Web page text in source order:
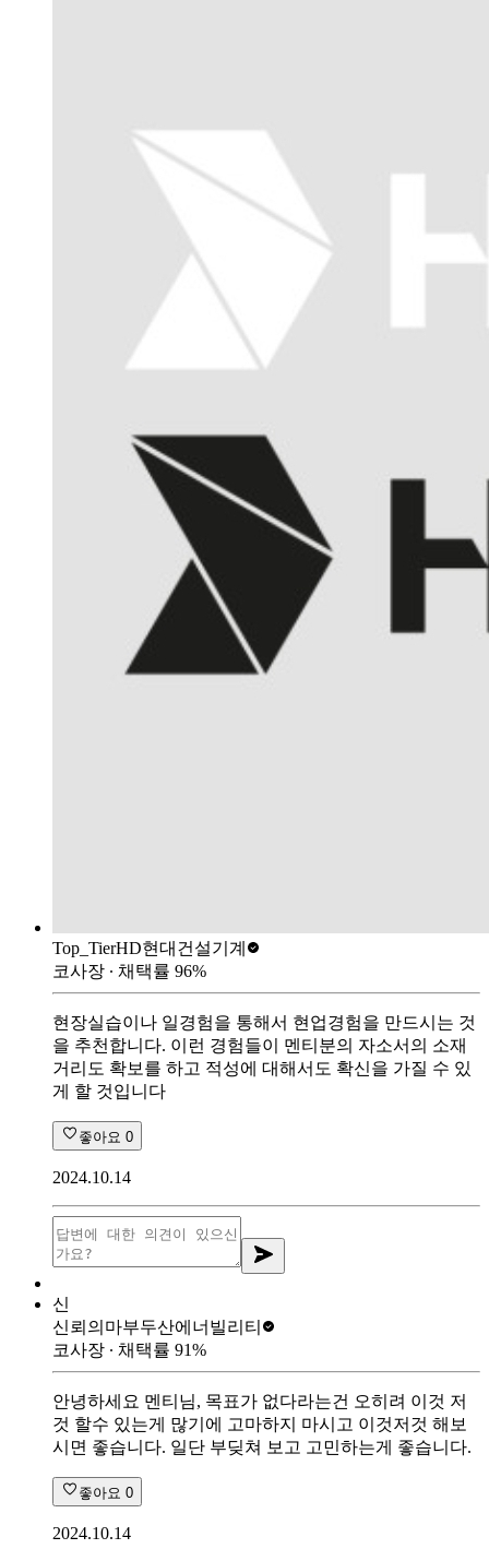
Top_TierHD현대건설기계
코사장 ∙ 채택률 96%
현장실습이나 일경험을 통해서 현업경험을 만드시는 것
을 추천합니다. 이런 경험들이 멘티분의 자소서의 소재
거리도 확보를 하고 적성에 대해서도 확신을 가질 수 있
게 할 것입니다
좋아요 0
2024.10.14
신
신뢰의마부두산에너빌리티
코사장 ∙ 채택률 91%
안녕하세요 멘티님, 목표가 없다라는건 오히려 이것 저
것 할수 있는게 많기에 고마하지 마시고 이것저것 해보
시면 좋습니다. 일단 부딪쳐 보고 고민하는게 좋습니다.
좋아요 0
2024.10.14